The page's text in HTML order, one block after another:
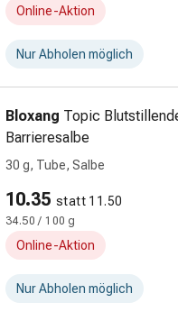
Online-Aktion
Nur Abholen möglich
Bloxang Topic
Barrieresalbe
30 g, Tube, Salbe
10.35 statt 11.50
34.50 / 100 g
Online-Aktion
Nur Abholen möglich